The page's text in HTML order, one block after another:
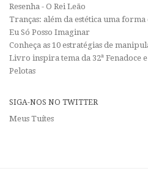
Resenha - O Rei Leão
Tranças: além da estética uma
Eu Só Posso Imaginar
Conheça as 10 estratégias de
Livro inspira tema da 32ª Fenadoce
Pelotas
SIGA-NOS NO TWITTER
Meus Tuítes